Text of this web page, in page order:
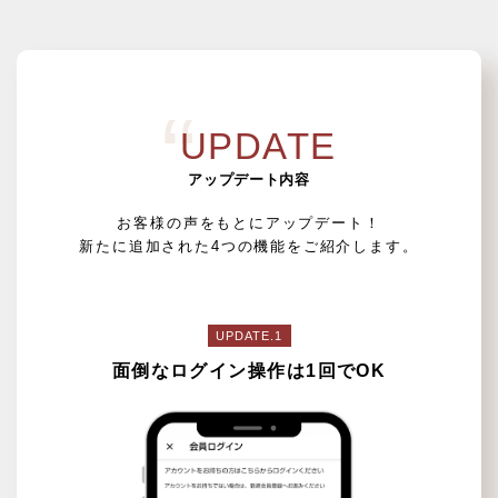
UPDATE
アップデート内容
お客様の声をもとにアップデート！
新たに追加された4つの機能をご紹介します。
UPDATE.1
面倒なログイン操作は1回でOK